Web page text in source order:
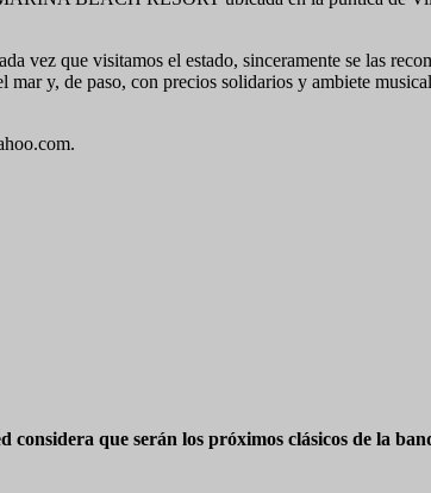
que visitamos el estado, sinceramente se las
y, de paso, con precios solidarios y ambiete
que serán los próximos clásicos de la